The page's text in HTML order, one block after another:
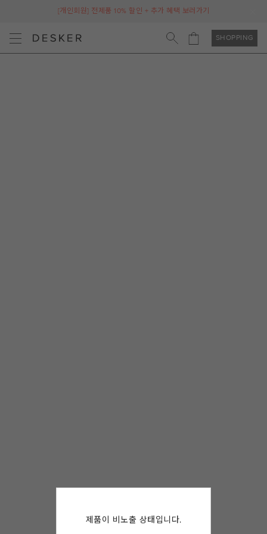
[개인회원] 전제품 10% 할인 + 추가 혜택 보러가기
SHOPPING
제품이 비노출 상태입니다.